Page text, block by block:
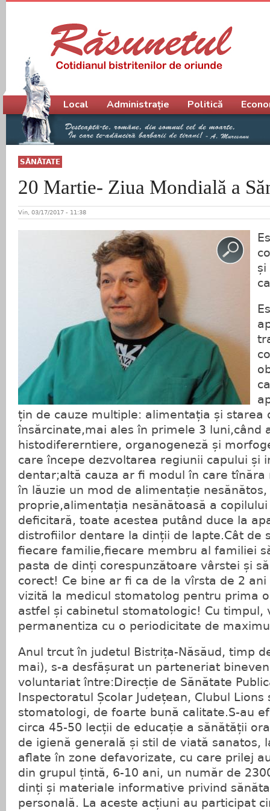
SĂNĂTATE
20 Martie- Ziua Mondială a
Vin, 03/17/2017 - 11:38
și
țin de cauze multiple: alimentația și starea
însărcinate,mai ales în primele 3 luni,când
histodifererntiere, organogeneză și
care începe dezvoltarea regiunii capului și
dentar;altă cauza ar fi modul în care tînăra
în lăuzie un mod de alimentație
proprie,alimentația nesănătoasă a
deficitară, toate acestea putând duce la
distrofiilor dentare la dinții de lapte.Cât de
fiecare familie,fiecare membru al familiei
pasta de dinți corespunzătoare vârstei și
corect! Ce bine ar fi ca de la vîrsta de 2
vizită la medicul stomatolog pentru prima
astfel și cabinetul stomatologic! Cu timpul,
permanentiza cu o periodicitate de
Anul trcut în judetul Bistrița-Năsăud, timp
mai), s-a desfășurat un parteneriat
voluntariat între:Direcție de Sănătate
Inspectoratul Școlar Județean, Clubul
stomatologi, de foarte bună calitate.S-au
circa 45-50 lecții de educație a sănătății
de igienă generală și stil de viată sanatos,
aflate în zone defavorizate, cu care prilej
din grupul țintă, 6-10 ani, un număr de
dinți și materiale informative privind
personală. La aceste acțiuni au participat
Meniu principal
Local Administrație Politică